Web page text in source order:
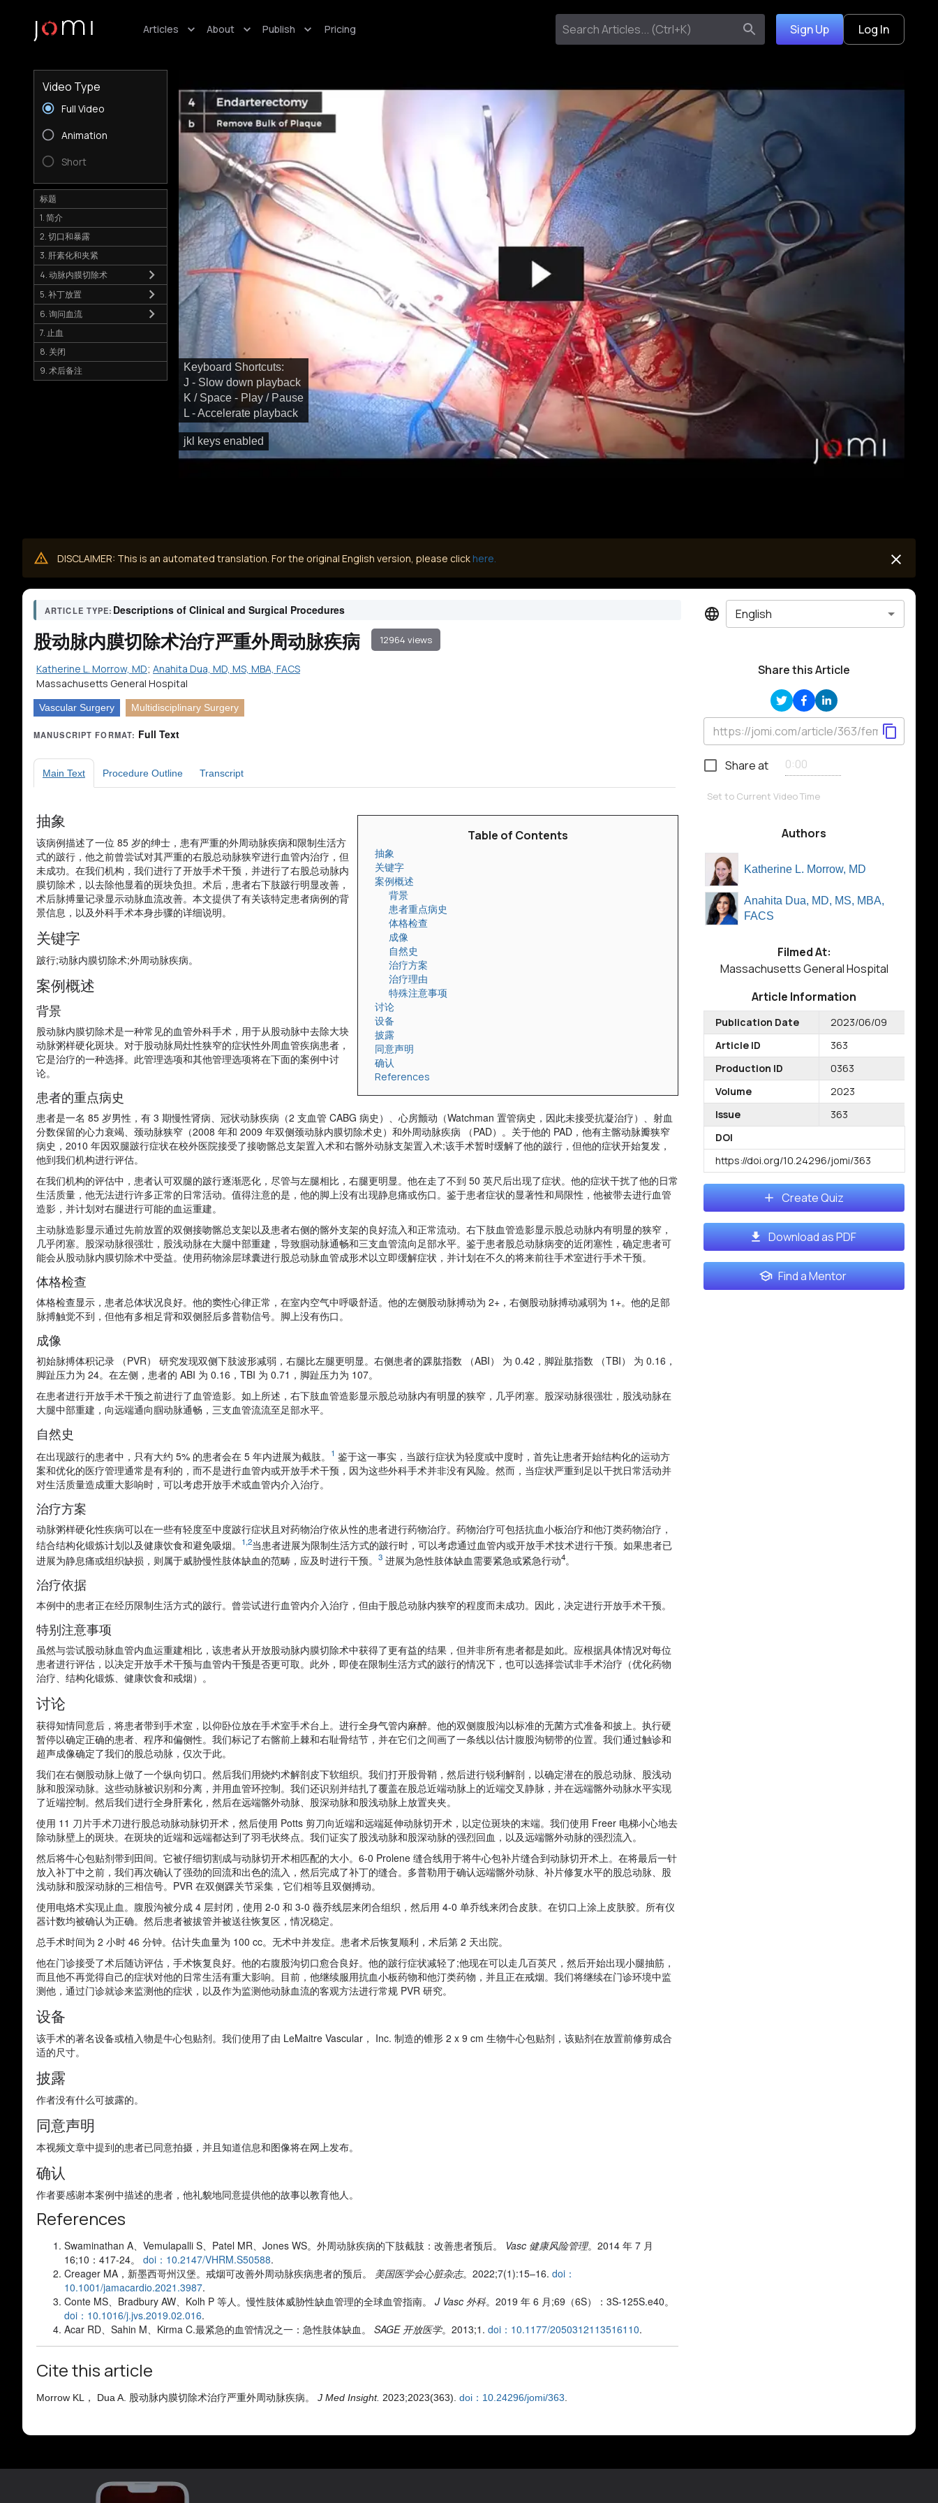
Articles About Publish Pricing Sign Up Log In
jkl keys enabled
Keyboard Shortcuts:
J - Slow down playback
K / Space - Play / Pause
L - Accelerate playback
Video Type
Full Video
Animation
Short
标题
1. 简介
2. 切口和暴露
3. 肝素化和夹紧
4. 动脉内膜切除术
5. 补丁放置
6. 询问血流
7. 止血
8. 关闭
9. 术后备注
DISCLAIMER: This is an automated translation. For the original English version, please click here.
ARTICLE TYPE: Descriptions of Clinical and Surgical Procedures
股动脉内膜切除术治疗严重外周动脉疾病 12964 views
Katherine L. Morrow, MD; Anahita Dua, MD, MS, MBA, FACS
Massachusetts General Hospital
Vascular Surgery Multidisciplinary Surgery
MANUSCRIPT FORMAT: Full Text
Main Text Procedure Outline Transcript
Table of Contents
抽象
关键字
案例概述
背景
患者重点病史
体格检查
成像
自然史
治疗方案
治疗理由
特殊注意事项
讨论
设备
披露
同意声明
确认
References
抽象
该病例描述了一位 85 岁的绅士，患有严重的外周动脉疾病和限制生活方
式的跛行，他之前曾尝试对其严重的右股总动脉狭窄进行血管内治疗，但
未成功。在我们机构，我们进行了开放手术干预，并进行了右股总动脉内
膜切除术，以去除他显着的斑块负担。术后，患者右下肢跛行明显改善，
术后脉搏量记录显示动脉血流改善。本文提供了有关该特定患者病例的背
景信息，以及外科手术本身步骤的详细说明。
关键字
跛行;动脉内膜切除术;外周动脉疾病。
案例概述
背景
股动脉内膜切除术是一种常见的血管外科手术，用于从股动脉中去除大块
动脉粥样硬化斑块。对于股动脉局灶性狭窄的症状性外周血管疾病患者，
它是治疗的一种选择。此管理选项和其他管理选项将在下面的案例中讨
论。
患者的重点病史
患者是一名 85 岁男性，有 3 期慢性肾病、冠状动脉疾病（2 支血管 CABG 病史）、心房颤动（Watchman 置管病史，因此未接受抗凝治疗）、射血
分数保留的心力衰竭、颈动脉狭窄（2008 年和 2009 年双侧颈动脉内膜切除术史）和外周动脉疾病 （PAD）。关于他的 PAD，他有主髂动脉瓣狭窄
病史，2010 年因双腿跛行症状在校外医院接受了接吻髂总支架置入术和右髂外动脉支架置入术;该手术暂时缓解了他的跛行，但他的症状开始复发，
他到我们机构进行评估。
在我们机构的评估中，患者认可双腿的跛行逐渐恶化，尽管与左腿相比，右腿更明显。他在走了不到 50 英尺后出现了症状。他的症状干扰了他的日常
生活质量，他无法进行许多正常的日常活动。值得注意的是，他的脚上没有出现静息痛或伤口。鉴于患者症状的显著性和局限性，他被带去进行血管
造影，并计划对右腿进行可能的血运重建。
主动脉造影显示通过先前放置的双侧接吻髂总支架以及患者右侧的髂外支架的良好流入和正常流动。右下肢血管造影显示股总动脉内有明显的狭窄，
几乎闭塞。股深动脉很强壮，股浅动脉在大腿中部重建，导致腘动脉通畅和三支血管流向足部水平。鉴于患者股总动脉病变的近闭塞性，确定患者可
能会从股动脉内膜切除术中受益。使用药物涂层球囊进行股总动脉血管成形术以立即缓解症状，并计划在不久的将来前往手术室进行手术干预。
体格检查
体格检查显示，患者总体状况良好。他的窦性心律正常，在室内空气中呼吸舒适。他的左侧股动脉搏动为 2+，右侧股动脉搏动减弱为 1+。他的足部
脉搏触觉不到，但他有多相足背和双侧胫后多普勒信号。脚上没有伤口。
成像
初始脉搏体积记录 （PVR） 研究发现双侧下肢波形减弱，右腿比左腿更明显。右侧患者的踝肱指数 （ABI） 为 0.42，脚趾肱指数 （TBI） 为 0.16，
脚趾压力为 24。在左侧，患者的 ABI 为 0.16，TBI 为 0.71，脚趾压力为 107。
在患者进行开放手术干预之前进行了血管造影。如上所述，右下肢血管造影显示股总动脉内有明显的狭窄，几乎闭塞。股深动脉很强壮，股浅动脉在
大腿中部重建，向远端通向腘动脉通畅，三支血管流流至足部水平。
自然史
在出现跛行的患者中，只有大约 5% 的患者会在 5 年内进展为截肢。 1 鉴于这一事实，当跛行症状为轻度或中度时，首先让患者开始结构化的运动方
案和优化的医疗管理通常是有利的，而不是进行血管内或开放手术干预，因为这些外科手术并非没有风险。然而，当症状严重到足以干扰日常活动并
对生活质量造成重大影响时，可以考虑开放手术或血管内介入治疗。
治疗方案
动脉粥样硬化性疾病可以在一些有轻度至中度跛行症状且对药物治疗依从性的患者进行药物治疗。药物治疗可包括抗血小板治疗和他汀类药物治疗，
结合结构化锻炼计划以及健康饮食和避免吸烟。
1,2当患者进展为限制生活方式的跛行时，可以考虑通过血管内或开放手术技术进行干预。如果患者已
进展为静息痛或组织缺损，则属于威胁慢性肢体缺血的范畴，应及时进行干预。
3 进展为急性肢体缺血需要紧急或紧急行动4。
治疗依据
本例中的患者正在经历限制生活方式的跛行。曾尝试进行血管内介入治疗，但由于股总动脉内狭窄的程度而未成功。因此，决定进行开放手术干预。
特别注意事项
虽然与尝试股动脉血管内血运重建相比，该患者从开放股动脉内膜切除术中获得了更有益的结果，但并非所有患者都是如此。应根据具体情况对每位
患者进行评估，以决定开放手术干预与血管内干预是否更可取。此外，即使在限制生活方式的跛行的情况下，也可以选择尝试非手术治疗（优化药物
治疗、结构化锻炼、健康饮食和戒烟）。
讨论
获得知情同意后，将患者带到手术室，以仰卧位放在手术室手术台上。进行全身气管内麻醉。他的双侧腹股沟以标准的无菌方式准备和披上。执行硬
暂停以确定正确的患者、程序和偏侧性。我们标记了右髂前上棘和右耻骨结节，并在它们之间画了一条线以估计腹股沟韧带的位置。我们通过触诊和
超声成像确定了我们的股总动脉，仅次于此。
我们在右侧股动脉上做了一个纵向切口。然后我们用烧灼术解剖皮下软组织。我们打开股骨鞘，然后进行锐利解剖，以确定潜在的股总动脉、股浅动
脉和股深动脉。这些动脉被识别和分离，并用血管环控制。我们还识别并结扎了覆盖在股总近端动脉上的近端交叉静脉，并在远端髂外动脉水平实现
了近端控制。然后我们进行全身肝素化，然后在远端髂外动脉、股深动脉和股浅动脉上放置夹夹。
使用 11 刀片手术刀进行股总动脉动脉切开术，然后使用 Potts 剪刀向近端和远端延伸动脉切开术，以定位斑块的末端。我们使用 Freer 电梯小心地去
除动脉壁上的斑块。在斑块的近端和远端都达到了羽毛状终点。我们证实了股浅动脉和股深动脉的强烈回血，以及远端髂外动脉的强烈流入。
然后将牛心包贴剂带到田间。它被仔细切割成与动脉切开术相匹配的大小。6-0 Prolene 缝合线用于将牛心包补片缝合到动脉切开术上。在将最后一针
放入补丁中之前，我们再次确认了强劲的回流和出色的流入，然后完成了补丁的缝合。多普勒用于确认远端髂外动脉、补片修复水平的股总动脉、股
浅动脉和股深动脉的三相信号。PVR 在双侧踝关节采集，它们相等且双侧搏动。
使用电烙术实现止血。腹股沟被分成 4 层封闭，使用 2-0 和 3-0 薇乔线层来闭合组织，然后用 4-0 单乔线来闭合皮肤。在切口上涂上皮肤胶。所有仪
器计数均被确认为正确。然后患者被拔管并被送往恢复区，情况稳定。
总手术时间为 2 小时 46 分钟。估计失血量为 100 cc。无术中并发症。患者术后恢复顺利，术后第 2 天出院。
他在门诊接受了术后随访评估，手术恢复良好。他的右腹股沟切口愈合良好。他的跛行症状减轻了;他现在可以走几百英尺，然后开始出现小腿抽筋，
而且他不再觉得自己的症状对他的日常生活有重大影响。目前，他继续服用抗血小板药物和他汀类药物，并且正在戒烟。我们将继续在门诊环境中监
测他，通过门诊就诊来监测他的症状，以及作为监测他动脉血流的客观方法进行常规 PVR 研究。
设备
该手术的著名设备或植入物是牛心包贴剂。我们使用了由 LeMaitre Vascular， Inc. 制造的锥形 2 x 9 cm 生物牛心包贴剂，该贴剂在放置前修剪成合
适的尺寸。
披露
作者没有什么可披露的。
同意声明
本视频文章中提到的患者已同意拍摄，并且知道信息和图像将在网上发布。
确认
作者要感谢本案例中描述的患者，他礼貌地同意提供他的故事以教育他人。
References
Swaminathan A、Vemulapalli S、Patel MR、Jones WS。外周动脉疾病的下肢截肢：改善患者预后。 Vasc 健康风险管理。2014 年 7 月
16;10：417-24。 doi：10.2147/VHRM.S50588.
Creager MA，新墨西哥州汉堡。戒烟可改善外周动脉疾病患者的预后。 美国医学会心脏杂志。2022;7(1):15–16. doi：
10.1001/jamacardio.2021.3987.
Conte MS、Bradbury AW、Kolh P 等人。慢性肢体威胁性缺血管理的全球血管指南。 J Vasc 外科。2019 年 6 月;69（6S）：3S-125S.e40。
doi：10.1016/j.jvs.2019.02.016.
Acar RD、Sahin M、Kirma C.最紧急的血管情况之一：急性肢体缺血。 SAGE 开放医学。2013;1. doi：10.1177/2050312113516110.
Cite this article
Morrow KL， Dua A. 股动脉内膜切除术治疗严重外周动脉疾病。 J Med Insight. 2023;2023(363). doi：10.24296/jomi/363
English
Share this Article
Share at
Set to Current Video Time
Authors
Katherine L. Morrow, MD
Anahita Dua, MD, MS, MBA,
FACS
Filmed At:
Massachusetts General Hospital
Article Information
Publication Date
2023/06/09
Article ID
363
Production ID
0363
Volume
2023
Issue
363
DOI
https://doi.org/10.24296/jomi/363
Create Quiz
Download as PDF
Find a Mentor